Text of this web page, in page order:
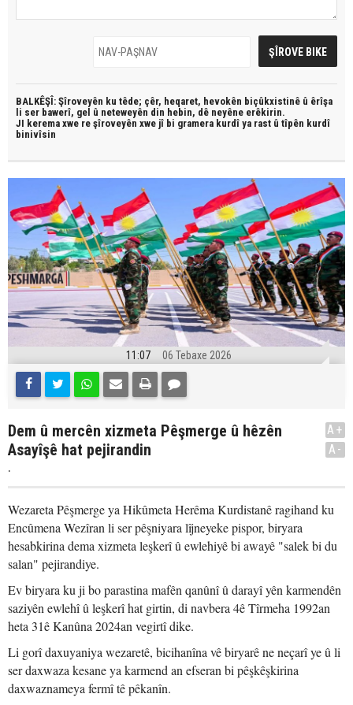
BALKÊŞÎ: Şîroveyên ku têde; çêr, heqaret, hevokên biçûkxistinê û êrîşa
li ser bawerî, gel û neteweyên din hebin, dê neyêne erêkirin.
JI kerema xwe re şîroveyên xwe jî bi gramera kurdî ya rast û tîpên kurdî
binivîsin
11:07 06 Tebaxe 2026
Dem û mercên xizmeta Pêşmerge û hêzên
Asayîşê hat pejirandin
.
A+
A-
Wezareta Pêşmerge ya Hikûmeta Herêma Kurdistanê ragihand ku
Encûmena Wezîran li ser pêşniyara lîjneyeke pispor, biryara
hesabkirina dema xizmeta leşkerî û ewlehiyê bi awayê "salek bi du
salan" pejirandiye.
Ev biryara ku ji bo parastina mafên qanûnî û darayî yên karmendên
saziyên ewlehî û leşkerî hat girtin, di navbera 4ê Tîrmeha 1992an
heta 31ê Kanûna 2024an vegirtî dike.
Li gorî daxuyaniya wezaretê, bicihanîna vê biryarê ne neçarî ye û li
ser daxwaza kesane ya karmend an efseran bi pêşkêşkirina
daxwaznameya fermî tê pêkanîn.